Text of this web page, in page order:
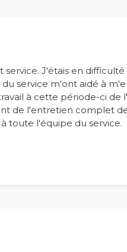
J'étais en
service m'ont aidé à
à cette période-ci de
de l'entretien complet
toute l'équipe du service.